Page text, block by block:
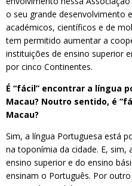
o seu grande desenvolvimento
académicos, científicos e de
tem permitido aumentar a
instituições de ensino superior
por cinco Continentes.
É “fácil” encontrar a língua
Macau? Noutro sentido, é
Macau?
Sim, a língua Portuguesa está
na toponímia da cidade. E, sim,
ensino superior e do ensino
ensinam o Português. Por